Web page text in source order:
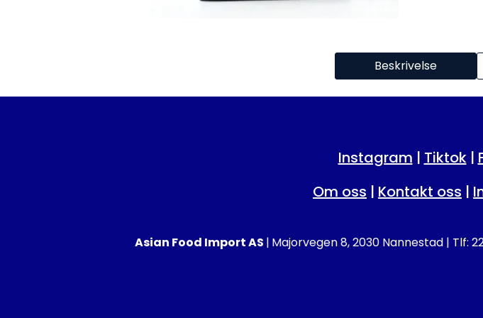
Beskrivelse
Instagram | Tiktok|
Om oss | Kontakt oss |
Asian Food Import AS | Majorvegen 8, 2030 Nannestad | Tlf: